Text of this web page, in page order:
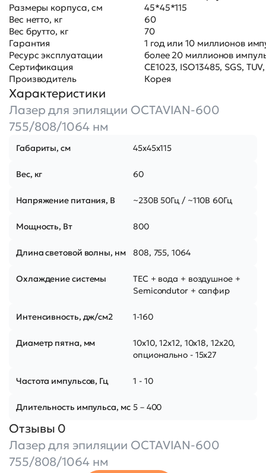
Размеры корпуса, см
45*45*115
Вес нетто, кг
60
Вес брутто, кг
70
Гарантия
1 год или 10 миллионов
Ресурс эксплуатации
более 20 миллионов
Сертификация
CE1023, ISO13485, SGS,
Производитель
Корея
Характеристики
Лазер для эпиляции OCTAVIAN-600
755/808/1064 нм
Габариты, см 45х45х115
Вес, кг 60
Напряжение питания, В ~230В 50Гц / ~110В 60Гц
Мощность, Вт 800
Длина световой волны, нм 808, 755, 1064
Охлаждение системы
TEC + вода + воздушное +
Semicondutor + сапфир
Интенсивность, дж/см2 1-160
Диаметр пятна, мм
10х10, 12х12, 10х18, 12х20,
опционально - 15х27
Частота импульсов, Гц 1 - 10
Длительность импульса, мс 5 – 400
Отзывы 0
Лазер для эпиляции OCTAVIAN-600
755/808/1064 нм